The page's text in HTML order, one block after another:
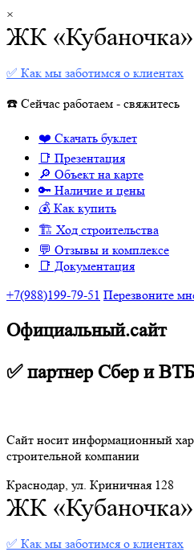
×
ЖК «Кубаночка»
✅ Как мы заботимся о клиентах
☎️ Сейчас работаем - свяжитесь
❤️ Скачать буклет
📑 Презентация
🔎 Объект на карте
🔑 Наличие и цены
💰 Как купить
🏗 Ход строительства
💬 Отзывы и комплексе
📑 Документация
+7(988)199-79-51 Перезвоните
Официальный.сайт
✅ партнер Сбер и
Сайт носит информационный
строительной компании
Краснодар, ул. Криничная 128
ЖК «Кубаночка»
✅ Как мы заботимся о клиентах